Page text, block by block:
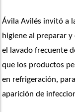
Ávila Avilés invitó a
higiene al preparar
el lavado frecuente
que los productos
en refrigeración,
aparición de